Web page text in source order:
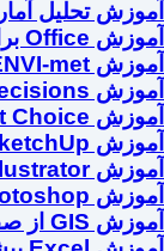
آموزش تحلیل
آموزش Office برای دانشجویان و پژوهشگران
آموزش ENVI-met برای شبیه‌سازی محیط شهری
آموزش Super Decisions برای تحلیل ANP
آموزش Expert Choice برای تصمیم‌گیری چندمعیاره
آموزش SketchUp برای مدل‌سازی سه‌بعدی
آموزش Illustrator برای طراحی حرفه‌ای
آموزش Photoshop ویژه دانشجویان و پژوهشگران
آموزش GIS از صفر تا پیشرفته